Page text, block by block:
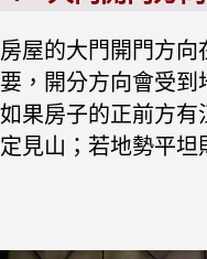
房屋的大門開門方
要，開分方向會受到
如果房子的正前方有
定見山；若地勢平坦